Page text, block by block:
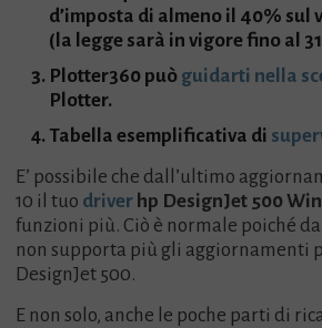
d’imposta di almeno il 40% sul
(la legge sarà in vigore fino al
Plotter360 può guidarti nella
Plotter.
Tabella esemplificativa di
E’ possibile che dall’ultimo
10 il tuo driver hp DesignJet 500
funzioni più. Ciò è normale poiché
non supporta più gli aggiornamenti
DesignJet 500.
E non solo, anche le poche parti di